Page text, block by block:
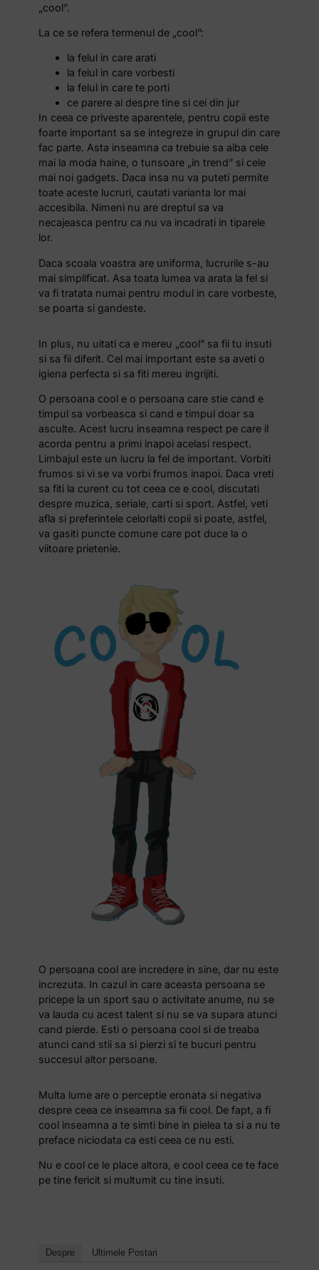
„cool”.
La ce se refera termenul de „cool”:
la felul in care arati
la felul in care vorbesti
la felul in care te porti
ce parere ai despre tine si cei din jur
In ceea ce priveste aparentele, pentru copii este
foarte important sa se integreze in grupul din care
fac parte. Asta inseamna ca trebuie sa aiba cele
mai la moda haine, o tunsoare „in trend” si cele
mai noi gadgets. Daca insa nu va puteti permite
toate aceste lucruri, cautati varianta lor mai
accesibila. Nimeni nu are dreptul sa va
necajeasca pentru ca nu va incadrati in tiparele
lor.
Daca scoala voastra are uniforma, lucrurile s-au
mai simplificat. Asa toata lumea va arata la fel si
va fi tratata numai pentru modul in care vorbeste,
se poarta si gandeste.
In plus, nu uitati ca e mereu „cool” sa fii tu insuti
si sa fii diferit. Cel mai important este sa aveti o
igiena perfecta si sa fiti mereu ingrijiti.
O persoana cool e o persoana care stie cand e
timpul sa vorbeasca si cand e timpul doar sa
asculte. Acest lucru inseamna respect pe care il
acorda pentru a primi inapoi acelasi respect.
Limbajul este un lucru la fel de important. Vorbiti
frumos si vi se va vorbi frumos inapoi. Daca vreti
sa fiti la curent cu tot ceea ce e cool, discutati
despre muzica, seriale, carti si sport. Astfel, veti
afla si preferintele celorlalti copii si poate, astfel,
va gasiti puncte comune care pot duce la o
viitoare prietenie.
O persoana cool are incredere in sine, dar nu este
increzuta. In cazul in care aceasta persoana se
pricepe la un sport sau o activitate anume, nu se
va lauda cu acest talent si nu se va supara atunci
cand pierde. Esti o persoana cool si de treaba
atunci cand stii sa si pierzi si te bucuri pentru
succesul altor persoane.
Multa lume are o perceptie eronata si negativa
despre ceea ce inseamna sa fii cool. De fapt, a fi
cool inseamna a te simti bine in pielea ta si a nu te
preface niciodata ca esti ceea ce nu esti.
Nu e cool ce le place altora, e cool ceea ce te face
pe tine fericit si multumit cu tine insuti.
Despre Ultimele Postari